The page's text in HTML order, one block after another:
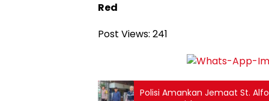
Red
Post Views: 241
Polisi Amankan Jemaat St.